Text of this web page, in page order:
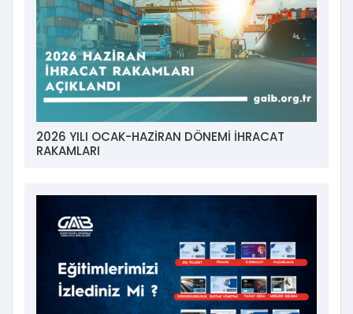
2026 YILI OCAK-HAZİRAN DÖNEMİ İHRACAT
RAKAMLARI